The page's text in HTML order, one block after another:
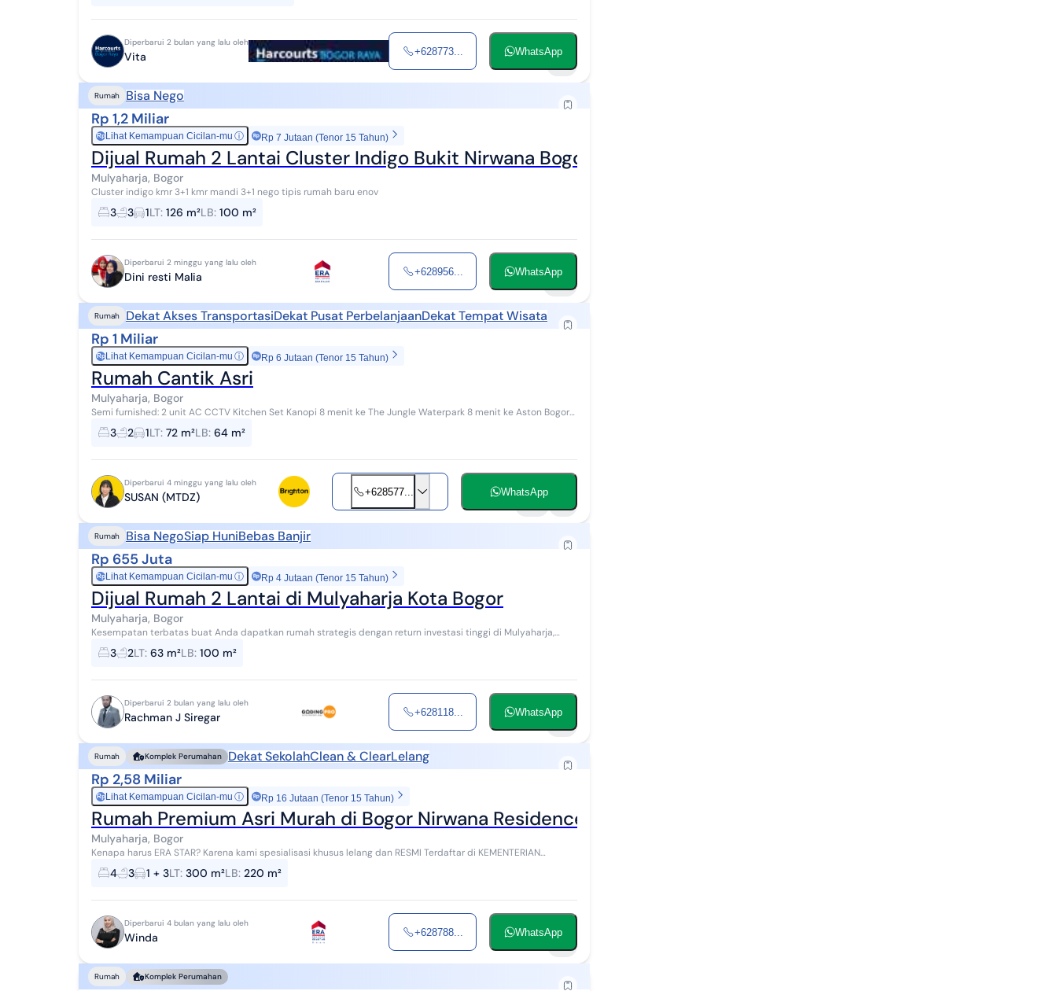
Diperbarui 2 bulan yang lalu oleh
Vita +628773... WhatsApp
Rumah Bisa Nego
Rp 1,2 Miliar
RpLihat Kemampuan Cicilan-mu ⓘ Rp 7 Jutaan (Tenor 15 Tahun)
Dijual Rumah 2 Lantai Cluster Indigo Bukit Nirwana Bogor Selatan
Mulyaharja, Bogor
Cluster indigo kmr 3+1 kmr mandi 3+1 nego tipis rumah baru enov
3 3 1LT: 126 m²LB: 100 m²
Diperbarui 2 minggu yang lalu oleh
Dini resti Malia +628956... WhatsApp
Rumah Dekat Akses TransportasiDekat Pusat PerbelanjaanDekat Tempat Wisata
Rp 1 Miliar
RpLihat Kemampuan Cicilan-mu ⓘ Rp 6 Jutaan (Tenor 15 Tahun)
Rumah Cantik Asri
Mulyaharja, Bogor
Semi furnished: 2 unit AC CCTV Kitchen Set Kanopi 8 menit ke The Jungle Waterpark 8 menit ke Aston Bogor
3 2 1LT: 72 m²LB: 64 m²
Diperbarui 4 minggu yang lalu oleh
SUSAN (MTDZ) +628577... WhatsApp
Rumah Bisa NegoSiap HuniBebas Banjir
Rp 655 Juta
RpLihat Kemampuan Cicilan-mu ⓘ Rp 4 Jutaan (Tenor 15 Tahun)
Dijual Rumah 2 Lantai di Mulyaharja Kota Bogor
Mulyaharja, Bogor
Kesempatan terbatas buat Anda dapatkan rumah strategis dengan return investasi tinggi di Mulyaharja,
Bogor. Rumah ini menawarkan kelengkapan fasil...
3 2LT: 63 m²LB: 100 m²
Diperbarui 2 bulan yang lalu oleh
Rachman J Siregar +628118... WhatsApp
Rumah Komplek Perumahan Dekat SekolahClean & ClearLelang
Rp 2,58 Miliar
RpLihat Kemampuan Cicilan-mu ⓘ Rp 16 Jutaan (Tenor 15 Tahun)
Rumah Premium Asri Murah di Bogor Nirwana Residence
Mulyaharja, Bogor
Kenapa harus ERA STAR? Karena kami spesialisasi khusus lelang dan RESMI Terdaftar di KEMENTERIAN
4 3 1 + 3LT: 300 m²LB: 220 m²
Diperbarui 4 bulan yang lalu oleh
Winda +628788... WhatsApp
Rumah Komplek Perumahan